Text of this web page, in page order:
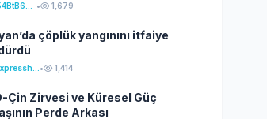
• 1,679
çöplük yangınını itfaiye
• 1,414
Çin Zirvesi ve Küresel Güç
Perde Arkası